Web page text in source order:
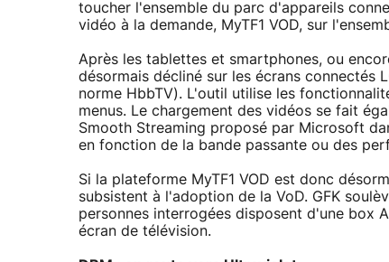
toucher l'ensemble du parc d'appareils
vidéo à la demande, MyTF1 VOD, sur
Après les tablettes et smartphones, ou
désormais décliné sur les écrans connectés
norme HbbTV). L'outil utilise les
menus. Le chargement des vidéos se fait
Smooth Streaming proposé par Microsoft
en fonction de la bande passante ou des
Si la plateforme MyTF1 VOD est donc
subsistent à l'adoption de la VoD. GFK
personnes interrogées disposent d'une box
écran de télévision.